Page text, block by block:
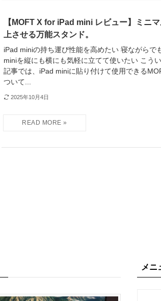
【MOFT X for iPad mini レビュー】ミニ
上させる万能スタンド。
iPad miniの持ち運び性能を高めたい 寝ながらで
miniを縦にも横にも気軽に立てて使いたい こう
記事では、iPad miniに貼り付けて使用できる
ついて...
2025年10月4日
メニ